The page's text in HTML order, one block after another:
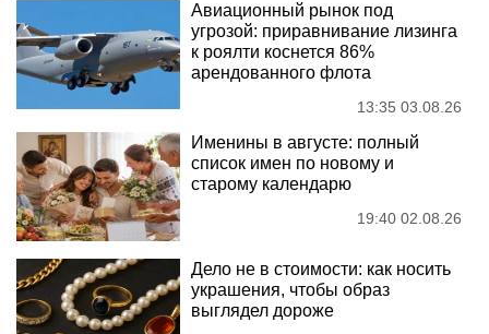
Авиационный рынок под
угрозой: приравнивание лизинга
к роялти коснется 86%
арендованного флота
13:35 03.08.26
Именины в августе: полный
список имен по новому и
старому календарю
19:40 02.08.26
Дело не в стоимости: как носить
украшения, чтобы образ
выглядел дороже